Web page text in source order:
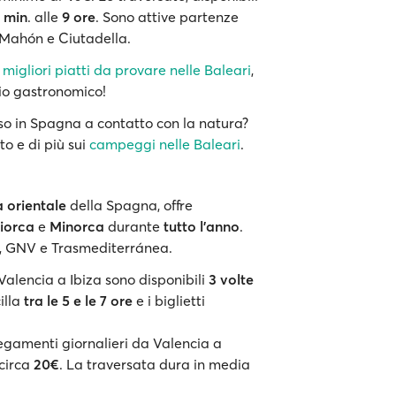
min. alle 9 ore. Sono attive partenze
e Ciutadella.
migliori piatti da provare nelle Baleari,
gastronomico!
in Spagna a contatto con la natura?
e di più sui campeggi nelle Baleari.
orientale della Spagna, offre
e Minorca durante tutto l'anno.
e Trasmediterránea.
a Ibiza sono disponibili 3 volte
tra le 5 e le 7 ore e i biglietti
giornalieri da Valencia a
20€. La traversata dura in media